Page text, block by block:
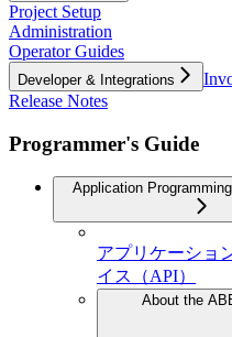
Project Setup
Administration
Operator Guides
Developer & Integrations
Release Notes
Programmer's Guide
Application
アプリケーショ
イス（API）
About the